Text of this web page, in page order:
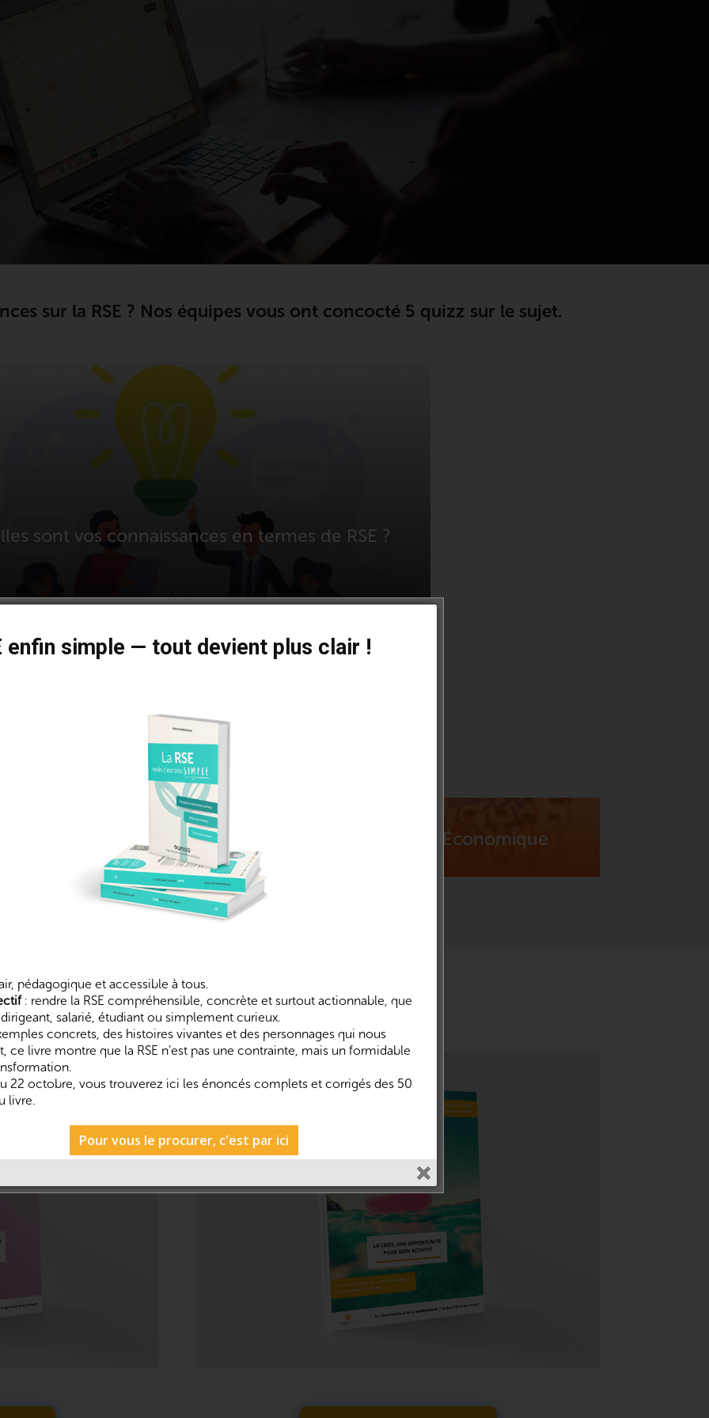
sur la RSE ? Nos équipes vous ont concocté 5 quizz sur le sujet.
sont vos connaissances en termes de RSE ?
Environnemental Économique
enfin simple — tout devient plus clair !
pédagogique et accessible à tous.
: rendre la RSE compréhensible, concrète et surtout actionnable, que
salarié, étudiant ou simplement curieux.
concrets, des histoires vivantes et des personnages qui nous
ce livre montre que la RSE n’est pas une contrainte, mais un formidable
22 octobre, vous trouverez ici les énoncés complets et corrigés des 50
livre.
Pour vous le procurer, c'est par ici